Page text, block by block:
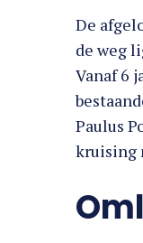
De
de weg
Vanaf 6
Paulus
kruising